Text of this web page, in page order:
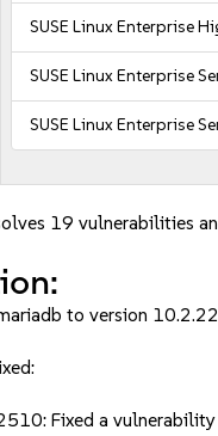
SUSE Linux Enterprise
SUSE Linux Enterprise
SUSE Linux Enterprise
19 vulnerabilities
to version
Fixed a